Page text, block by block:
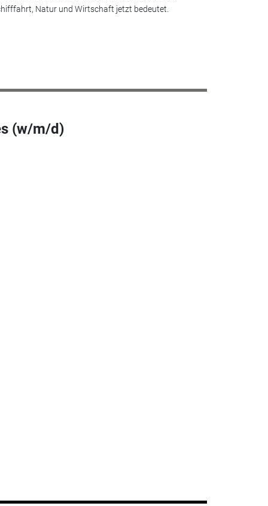
Natur und Wirtschaft jetzt bedeutet.
(w/m/d)